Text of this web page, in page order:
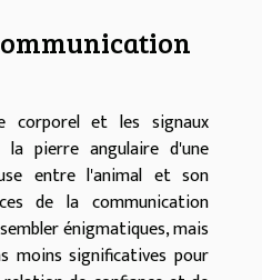
corporel et les signaux
pierre angulaire d'une
entre l'animal et son
de la communication
énigmatiques, mais
moins significatives pour